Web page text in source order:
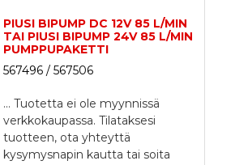
PIUSI BIPUMP DC 12V 85 L/MIN
TAI PIUSI BIPUMP 24V 85 L/MIN
PUMPPUPAKETTI
567496 / 567506
... Tuotetta ei ole myynnissä
verkkokaupassa. Tilataksesi
tuotteen, ota yhteyttä
kysymysnapin kautta tai soita